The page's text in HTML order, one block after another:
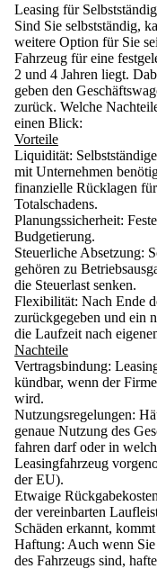
Leasing für
Sind Sie selbstständig,
weitere Option für Sie
Fahrzeug für eine
2 und 4 Jahren liegt.
geben den
zurück. Welche
einen Blick:
Vorteile
Liquidität:
mit Unternehmen
finanzielle Rücklagen
Totalschadens.
Planungssicherheit:
Budgetierung.
Steuerliche Absetzung:
gehören zu
die Steuerlast senken.
Flexibilität: Nach Ende
zurückgegeben und ein
die Laufzeit nach
Nachteile
Vertragsbindung:
kündbar, wenn der
wird.
Nutzungsregelungen:
genaue Nutzung des
fahren darf oder in
Leasingfahrzeug
der EU).
Etwaige Rückgabekosten
der vereinbarten
Schäden erkannt,
Haftung: Auch wenn
des Fahrzeugs sind,